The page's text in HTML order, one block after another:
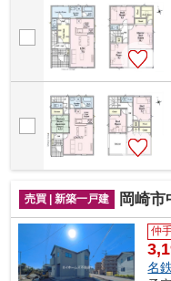
売買 | 新築一戸建 岡崎市中
仲
名